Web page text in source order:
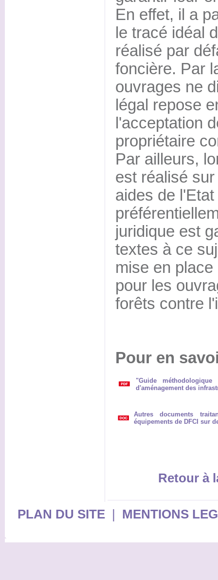
En effet, il a
le tracé idéal
réalisé par
foncière. Par
ouvrages ne
légal repose
l'acceptation
propriétaire
Par ailleurs,
est réalisé
aides de
juridique est
textes à ce
mise en
pour les
forêts contre
Pour en
"Guide
d'aménagement des
Autres documents
équipements de DFCI sur
Retour à
PLAN DU SITE| MENTIONS